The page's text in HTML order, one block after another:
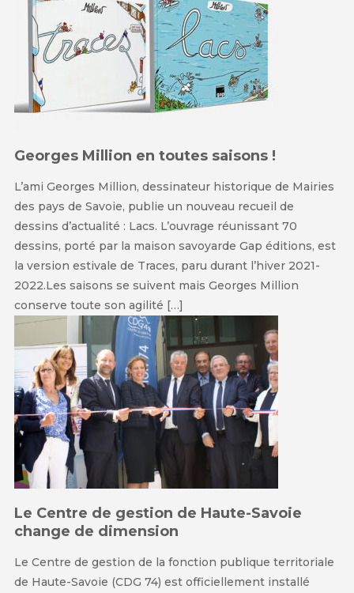
Georges Million en toutes saisons !
L’ami Georges Million, dessinateur historique de Mairies
des pays de Savoie, publie un nouveau recueil de
dessins d’actualité : Lacs. L’ouvrage réunissant 70
dessins, porté par la maison savoyarde Gap éditions, est
la version estivale de Traces, paru durant l’hiver 2021-
2022.Les saisons se suivent mais Georges Million
conserve toute son agilité […]
Le Centre de gestion de Haute-Savoie
change de dimension
Le Centre de gestion de la fonction publique territoriale
de Haute-Savoie (CDG 74) est officiellement installé